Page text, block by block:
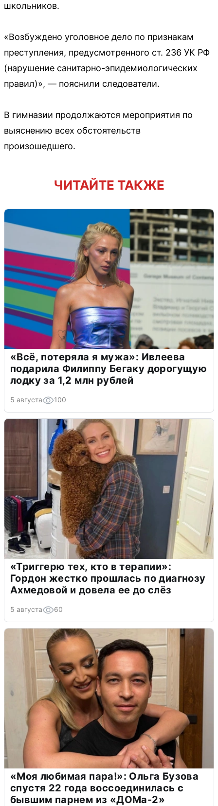
школьников.
«Возбуждено уголовное дело по признакам
преступления, предусмотренного ст. 236 УК РФ
(нарушение санитарно-эпидемиологических
правил)», — пояснили следователи.
В гимназии продолжаются мероприятия по
выяснению всех обстоятельств
произошедшего.
ЧИТАЙТЕ ТАКЖЕ
«Всё, потеряла я мужа»: Ивлеева
подарила Филиппу Бегаку дорогущую
лодку за 1,2 млн рублей
5 августа 100
«Триггерю тех, кто в терапии»:
Гордон жестко прошлась по диагнозу
Ахмедовой и довела ее до слёз
5 августа 60
«Моя любимая пара!»: Ольга Бузова
спустя 22 года воссоединилась с
бывшим парнем из «ДОМа-2»